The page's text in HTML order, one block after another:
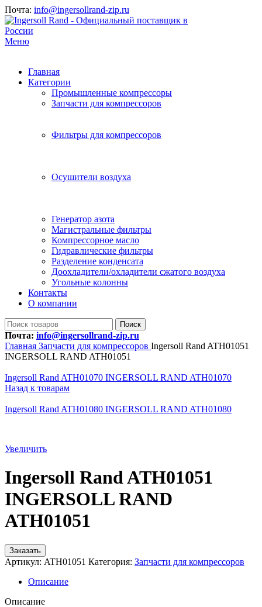
Почта: info@ingersollrand-zip.ru
Меню
Главная
Категории
Промышленные компрессоры
Запчасти для компрессоров
Фильтры для компрессоров
Осушители воздуха
Генератор азота
Магистральные фильтры
Компрессорное масло
Гидравлические фильтры
Разделение конденсата
Доохладители/охладители сжатого воздуха
Угольные колонны
Контакты
О компании
Поиск
Почта: info@ingersollrand-zip.ru
Главная Запчасти для компрессоров Ingersoll Rand ATH01051
INGERSOLL RAND ATH01051
Ingersoll Rand ATH01070 INGERSOLL RAND ATH01070
Назад к товарам
Ingersoll Rand ATH01080 INGERSOLL RAND ATH01080
Увеличить
Ingersoll Rand ATH01051
INGERSOLL RAND
ATH01051
Заказать
Артикул: ATH01051 Категория: Запчасти для компрессоров
Описание
Описание